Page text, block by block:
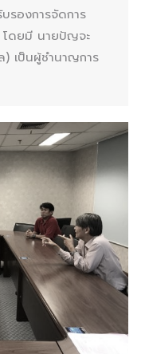
รองการจัดการ
ดยมี นายปัญจะ
เป็นผู้ชำนาญการ